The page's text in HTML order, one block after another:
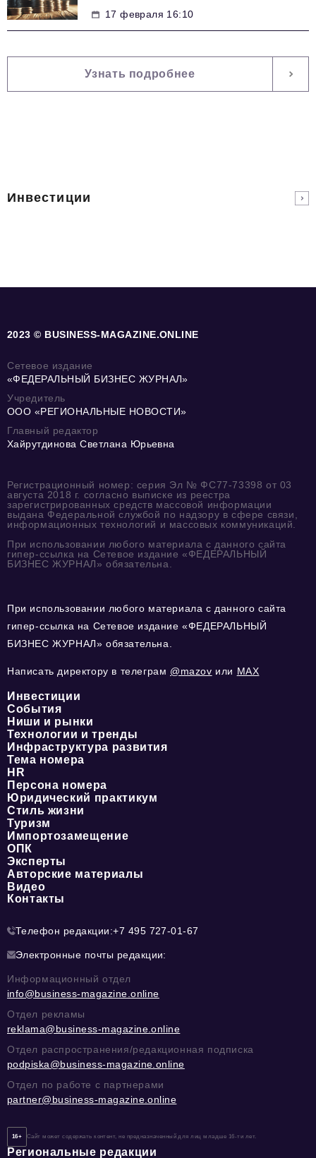
17 февраля 16:10
Узнать подробнее
Инвестиции
2023 © BUSINESS-MAGAZINE.ONLINE
Сетевое издание
«ФЕДЕРАЛЬНЫЙ БИЗНЕС ЖУРНАЛ»
Учредитель
ООО «РЕГИОНАЛЬНЫЕ НОВОСТИ»
Главный редактор
Хайрутдинова Светлана Юрьевна
Регистрационный номер: серия Эл № ФС77-73398 от 03
августа 2018 г. согласно выписке из реестра
зарегистрированных средств массовой информации
выдана Федеральной службой по надзору в сфере связи,
информационных технологий и массовых коммуникаций.
При использовании любого материала с данного сайта
гипер-ссылка на Сетевое издание «ФЕДЕРАЛЬНЫЙ
БИЗНЕС ЖУРНАЛ» обязательна.
При использовании любого материала с данного сайта
гипер-ссылка на Сетевое издание «ФЕДЕРАЛЬНЫЙ
БИЗНЕС ЖУРНАЛ» обязательна.
Написать директору в телеграм @mazov или MAX
Инвестиции
События
Ниши и рынки
Технологии и тренды
Инфраструктура развития
Тема номера
HR
Персона номера
Юридический практикум
Стиль жизни
Туризм
Импортозамещение
ОПК
Эксперты
Авторские материалы
Видео
Контакты
Телефон редакции:+7 495 727-01-67
Электронные почты редакции:
Информационный отдел
info@business-magazine.online
Отдел рекламы
reklama@business-magazine.online
Отдел распространения/редакционная подписка
podpiska@business-magazine.online
Отдел по работе с партнерами
partner@business-magazine.online
16+ Сайт может содержать контент, не предназначенный для лиц младше 16-ти лет.
Региональные редакции